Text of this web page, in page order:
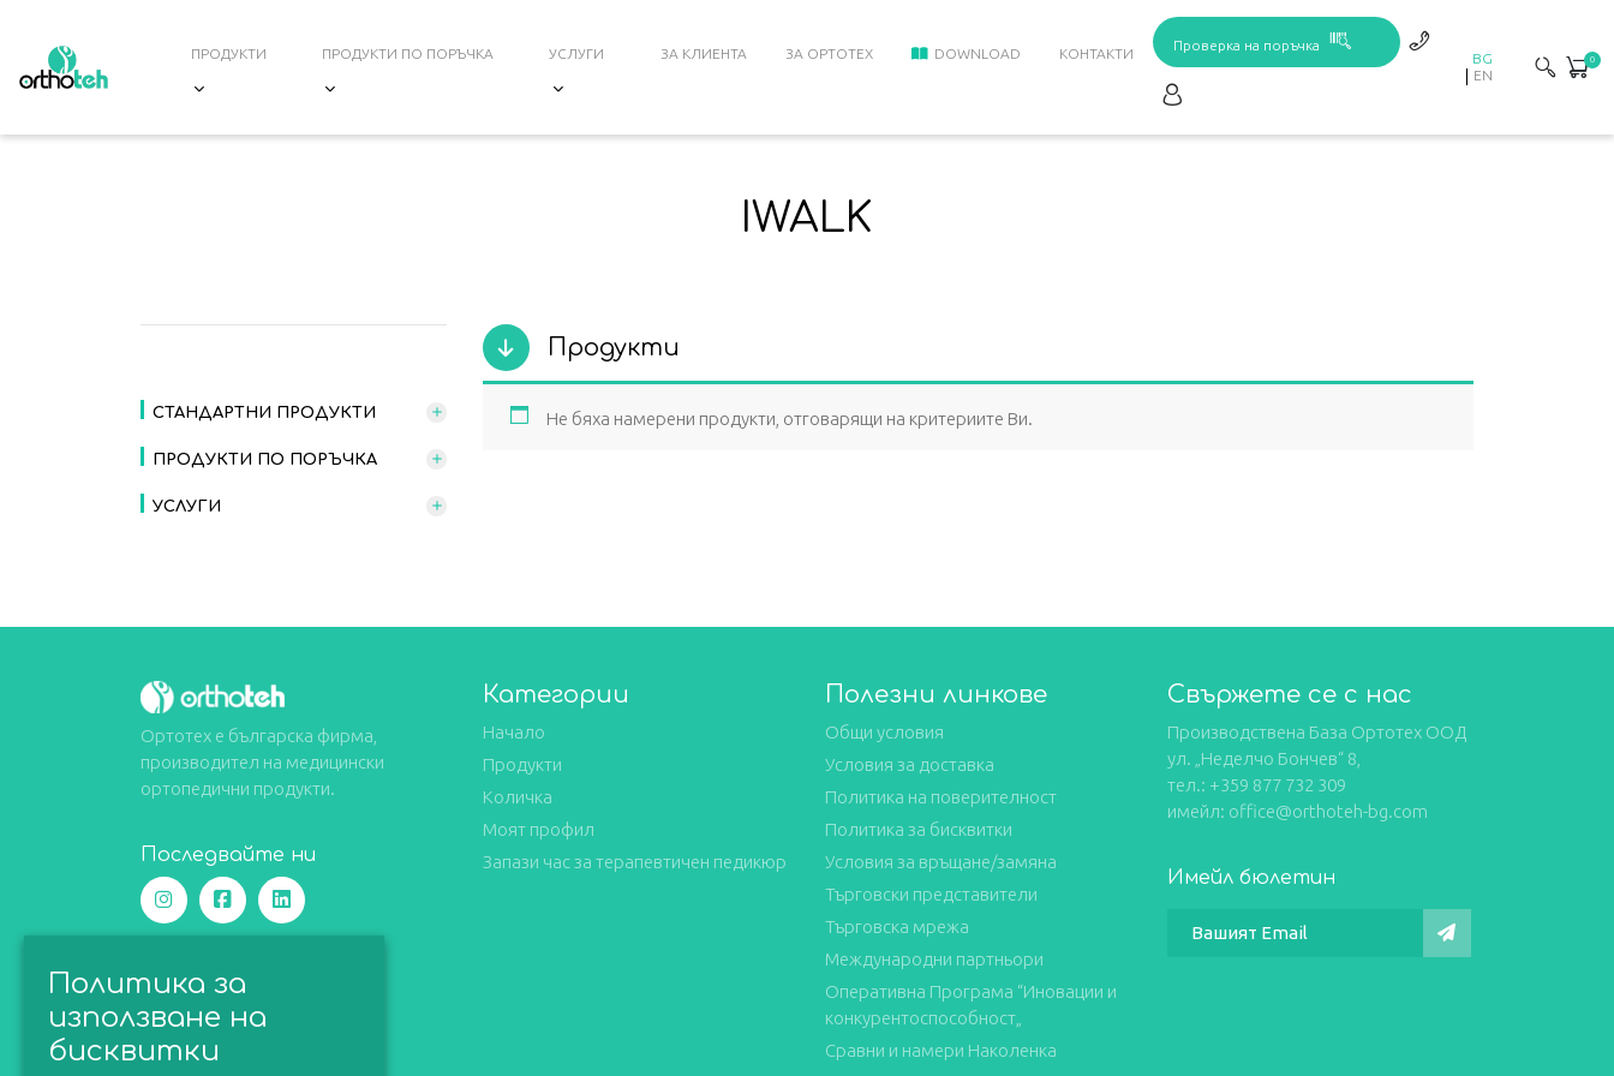
ПРОДУКТИ ПРОДУКТИ ПО ПОРЪЧКА УСЛУГИ ЗА КЛИЕНТА ЗА ОРТОТЕХ DOWNLOAD КОНТАКТИ
Проверка на поръчка
BG
EN
0
IWALK
СТАНДАРТНИ ПРОДУКТИ
ПРОДУКТИ ПО ПОРЪЧКА
УСЛУГИ
Продукти
Не бяха намерени продукти, отговарящи на критериите Ви.
Ортотех е българска фирма,
производител на медицински
ортопедични продукти.
Последвайте ни
Категории
Начало
Продукти
Количка
Моят профил
Запази час за терапевтичен педикюр
Полезни линкове
Общи условия
Условия за доставка
Политика на поверителност
Политика за бисквитки
Условия за връщане/замяна
Търговски представители
Търговска мрежа
Международни партньори
Оперативна Програма “Иновации и
конкурентоспособност„
Сравни и намери Наколенка
Свържете се с нас
Производствена База Ортотех ООД
ул. „Неделчо Бончев“ 8,
тел.: +359 877 732 309
имейл: office@orthoteh-bg.com
Имейл бюлетин
Политика за
използване на
бисквитки